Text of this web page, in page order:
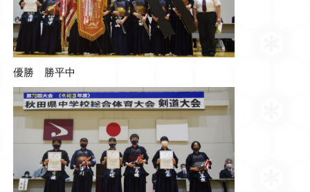
優勝 勝平中